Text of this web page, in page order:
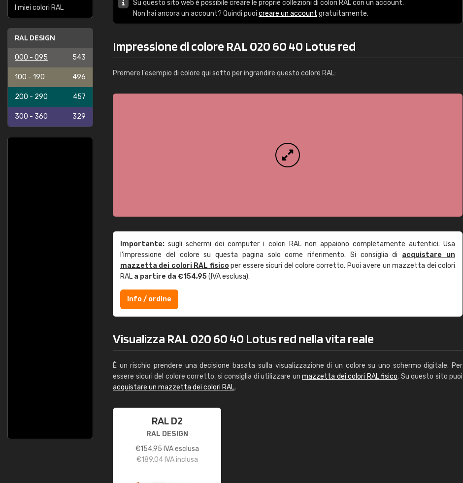
I miei colori RAL
RAL DESIGN
000 - 095 543
100 - 190 496
200 - 290 457
300 - 360 329
Su questo sito web è possibile creare le proprie collezioni di colori RAL con un account.
Non hai ancora un account? Quindi puoi creare un account gratuitamente.
Impressione di colore RAL 020 60 40 Lotus red
Premere l'esempio di colore qui sotto per ingrandire questo colore RAL:
Importante: sugli schermi dei computer i colori RAL non appaiono completamente autentici. Usa
l'impressione del colore su questa pagina solo come riferimento. Si consiglia di acquistare un
mazzetta dei colori RAL fisicoper essere sicuri del colore corretto. Puoi avere un mazzetta dei colori
RAL a partire da €154,95(IVA esclusa).
Info / ordine
Visualizza RAL 020 60 40 Lotus red nella vita reale
È un rischio prendere una decisione basata sulla visualizzazione di un colore su uno schermo digitale. Per
essere sicuri del colore corretto, si consiglia di utilizzare un mazzetta dei colori RAL fisico. Su questo sito puoi
acquistare un mazzetta dei colori RAL.
RAL D2
RAL DESIGN
€154,95 IVA esclusa
€189,04IVA inclusa
Caterina Maifredi